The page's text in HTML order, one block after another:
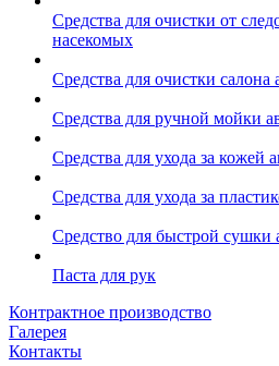
Средства для очистки от
насекомых
Средства для очистки салона
Средства для ручной мойки
Средства для ухода за кожей
Средства для ухода за
Средство для быстрой сушки
Паста для рук
Контрактное производство
Галерея
Контакты